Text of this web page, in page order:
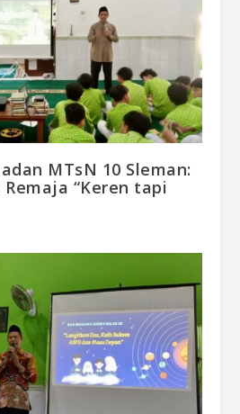
MTsN 10 Sleman:
Remaja “Keren tapi